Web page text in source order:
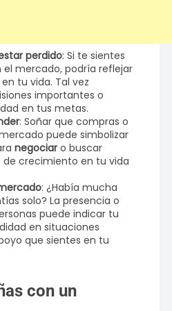
perdido: Si te sientes
mercado, podría reflejar
tu vida. Tal vez
importantes o
en tus metas.
: Soñar que compras o
puede simbolizar
negociar o buscar
de crecimiento en tu vida
: ¿Había mucha
solo? La presencia o
puede indicar tu
en situaciones
que sientes en tu
con un